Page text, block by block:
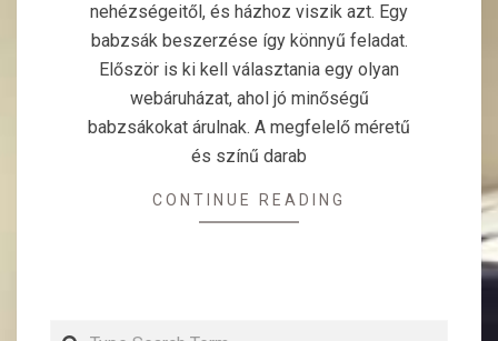
nehézségeitől, és házhoz viszik azt. Egy
babzsák beszerzése így könnyű feladat.
Először is ki kell választania egy olyan
webáruházat, ahol jó minőségű
babzsákokat árulnak. A megfelelő méretű
és színű darab
CONTINUE READING
Search